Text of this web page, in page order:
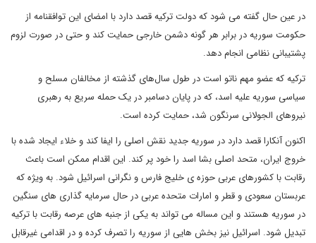
در عین حال گفته می شود که دولت ترکیه قصد دارد با امضای این توافقنامه از
حکومت سوریه در برابر هر گونه دشمن خارجی حمایت کند و حتی در صورت لزوم
پشتیبانی نظامی انجام دهد.
ترکیه که عضو مهم ناتو است در طول سال‌های گذشته از مخالفان مسلح و
سیاسی سوریه علیه اسد، که در پایان دسامبر در یک حمله سریع به رهبری
نیروهای الجولانی سرنگون شد، حمایت کرده است.
اکنون آنکارا قصد دارد در سوریه جدید نقش اصلی را ایفا کند و خلاء ایجاد شده با
خروج ایران، متحد اصلی بشا اسد را خود پر کند. این اقدام ممکن است باعث
رقابت با کشورهای عربی حوزه ی خلیج فارس و نگرانی اسرائیل شود. به ویژه که
عربستان سعودی و قطر و امارات متحده عربی در حال سرمایه گذاری های سنگین
در سوریه هستند و این مساله می تواند به یکی از جنبه های عرصه رقابت با ترکیه
تبدیل شود. اسرائیل نیز بخش هایی از سوریه را تصرف کرده و در اقدامی غیرقابل